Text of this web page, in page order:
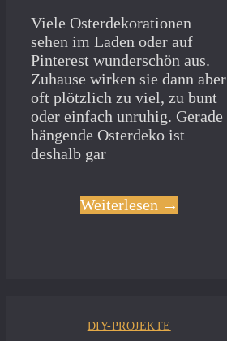
Viele Osterdekorationen
sehen im Laden oder auf
Pinterest wunderschön aus.
Zuhause wirken sie dann aber
oft plötzlich zu viel, zu bunt
oder einfach unruhig. Gerade
hängende Osterdeko ist
deshalb gar
Weiterlesen →
DIY-PROJEKTE